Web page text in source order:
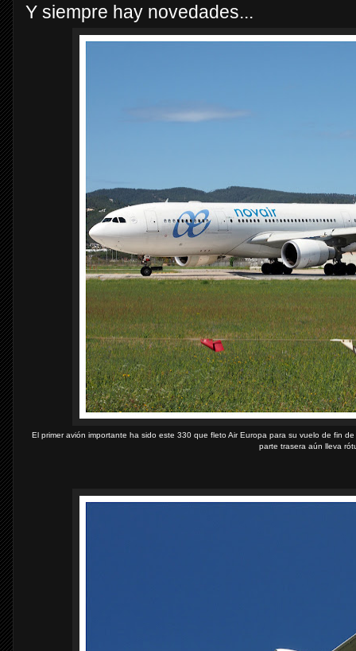
Y siempre hay novedades...
El primer avión importante ha sido este 330 que fleto Air Europa para su vuelo de fin
parte trasera aún lleva